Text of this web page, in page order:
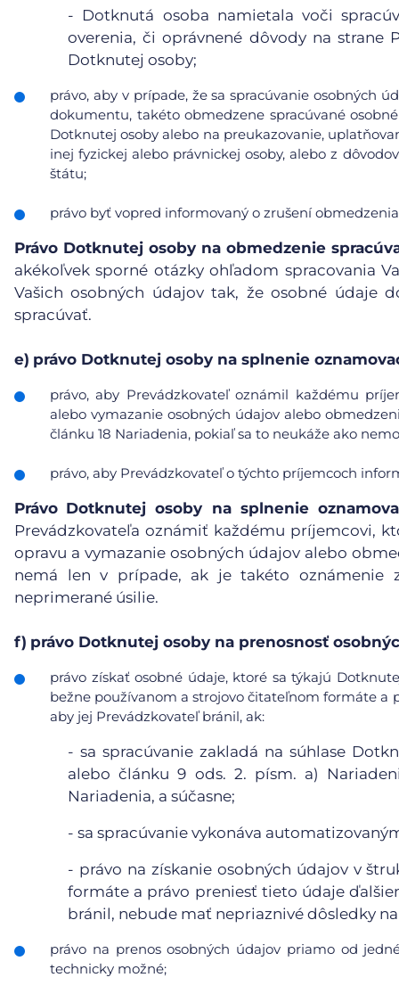
- Dotknutá osoba namietala voči
overenia, či oprávnené dôvody na strane
Dotknutej osoby;
právo, aby v prípade, že sa spracúvanie osobných
dokumentu, takéto obmedzene spracúvané
Dotknutej osoby alebo na preukazovanie,
inej fyzickej alebo právnickej osoby, alebo z
štátu;
právo byť vopred informovaný o zrušení
Právo Dotknutej osoby na obmedzenie
akékoľvek sporné otázky ohľadom spracovania
Vašich osobných údajov tak, že osobné
spracúvať.
e) právo Dotknutej osoby na splnenie
právo, aby Prevádzkovateľ oznámil každému
alebo vymazanie osobných údajov alebo
článku 18 Nariadenia, pokiaľ sa to neukáže ako
právo, aby Prevádzkovateľ o týchto príjemcoch
Právo Dotknutej osoby na splnenie
Prevádzkovateľa oznámiť každému príjemcovi,
opravu a vymazanie osobných údajov alebo
nemá len v prípade, ak je takéto oznámenie
neprimerané úsilie.
f) právo Dotknutej osoby na prenosnosť
právo získať osobné údaje, ktoré sa týkajú
bežne používanom a strojovo čitateľnom formáte a
aby jej Prevádzkovateľ bránil, ak:
-sa spracúvanie zakladá na súhlase
alebo článku 9 ods. 2. písm. a)
Nariadenia, a súčasne;
- sa spracúvanie vykonáva
- právo na získanie osobných údajov v
formáte a právo preniesť tieto údaje
bránil, nebude mať nepriaznivé dôsledky
právo na prenos osobných údajov priamo od
technicky možné;